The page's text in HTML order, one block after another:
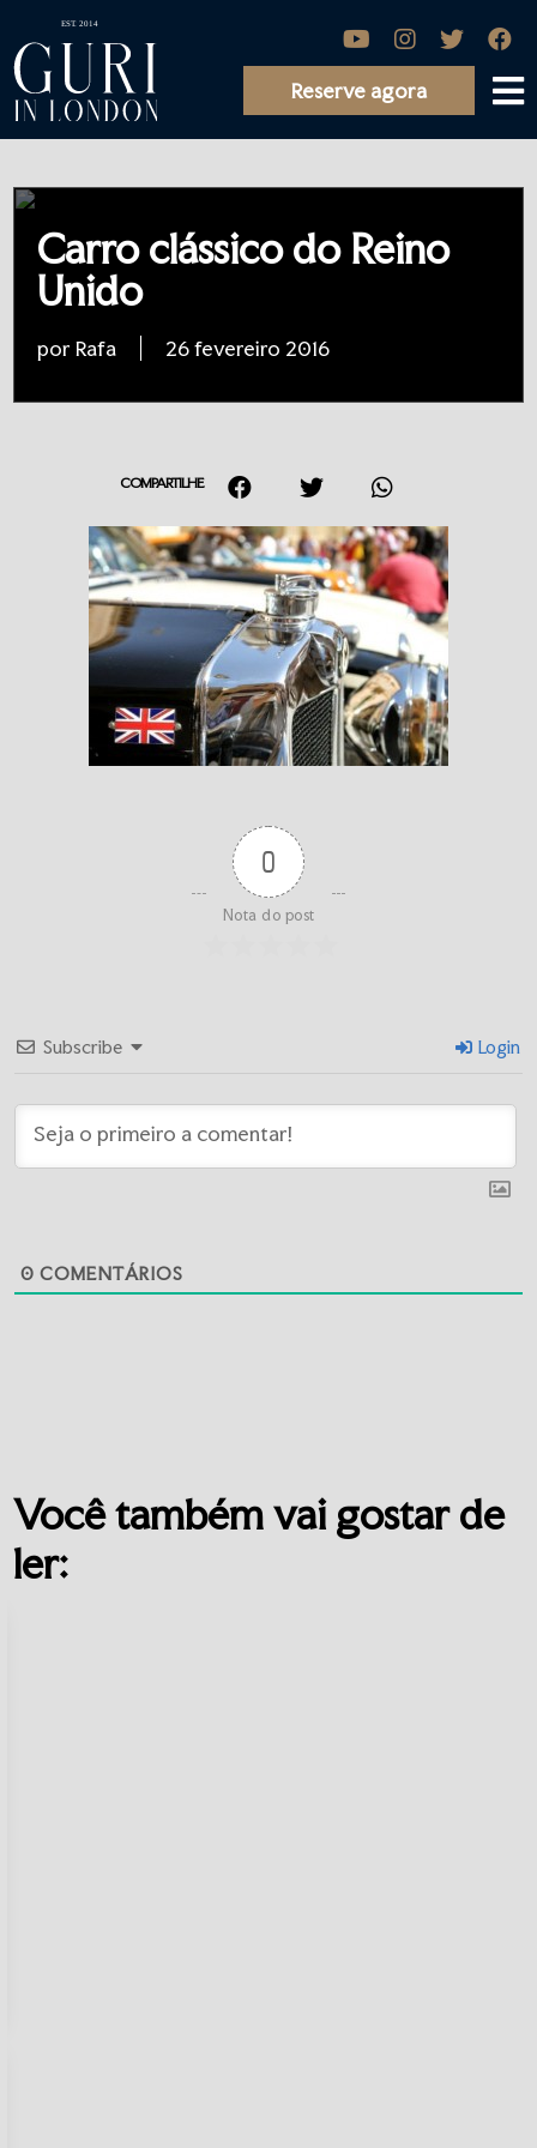
Reserve agora
Carro clássico do Reino
Unido
por Rafa 26 fevereiro 2016
COMPARTILHE
0
Nota do post
Subscribe Login
0 COMENTÁRIOS
Você também vai gostar de
ler: